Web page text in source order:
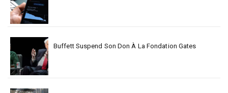
Buffett Suspend Son Don À La Fondation Gates